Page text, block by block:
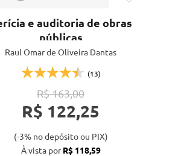
e auditoria de obras
públicas
Raul Omar de Oliveira Dantas
(13)
R$ 163,00
R$ 122,25
(-3% no depósito ou PIX)
À vista porR$ 118,59